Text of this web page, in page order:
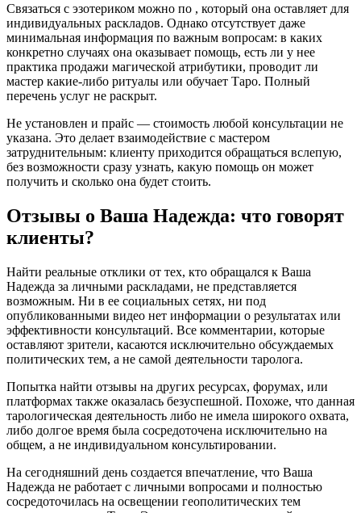
Связаться с эзотериком можно по , который она оставляет для
индивидуальных раскладов. Однако отсутствует даже
минимальная информация по важным вопросам: в каких
конкретно случаях она оказывает помощь, есть ли у нее
практика продажи магической атрибутики, проводит ли
мастер какие-либо ритуалы или обучает Таро. Полный
перечень услуг не раскрыт.
Не установлен и прайс — стоимость любой консультации не
указана. Это делает взаимодействие с мастером
затруднительным: клиенту приходится обращаться вслепую,
без возможности сразу узнать, какую помощь он может
получить и сколько она будет стоить.
Отзывы о Ваша Надежда: что говорят
клиенты?
Найти реальные отклики от тех, кто обращался к Ваша
Надежда за личными раскладами, не представляется
возможным. Ни в ее социальных сетях, ни под
опубликованными видео нет информации о результатах или
эффективности консультаций. Все комментарии, которые
оставляют зрители, касаются исключительно обсуждаемых
политических тем, а не самой деятельности таролога.
Попытка найти отзывы на других ресурсах, форумах, или
платформах также оказалась безуспешной. Похоже, что данная
тарологическая деятельность либо не имела широкого охвата,
либо долгое время была сосредоточена исключительно на
общем, а не индивидуальном консультировании.
На сегодняшний день создается впечатление, что Ваша
Надежда не работает с личными вопросами и полностью
сосредоточилась на освещении геополитических тем